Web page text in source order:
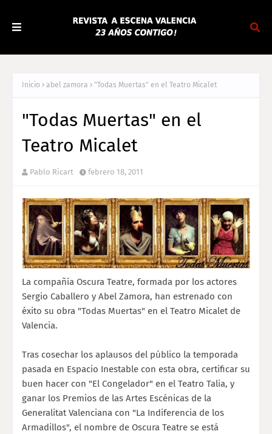
Inicio abel zamora "Todas Muertas" en el Teatro Micalet
"Todas Muertas" en el
Teatro Micalet
Pablo Ricart febrero 18, 2011
La compañía Oscura Teatre, formada por los actores
Sergio Caballero y Abel Zamora, han estrenado con
éxito su obra "Todas Muertas" en el Teatro Micalet de
Valencia.
Tras cosechar los aplausos del público la temporada
pasada en Espacio Inestable con esta obra, certificar su
buen hacer con "El Congelador" en el Teatro Talia, y
ganar los Premios de las Artes Escénicas de la
Generalitat Valenciana con "La Indiferencia de los
Armadillos", el nombre de Oscura Teatre se está